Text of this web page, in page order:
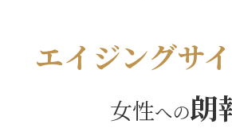
エイジングサ
女性への朗